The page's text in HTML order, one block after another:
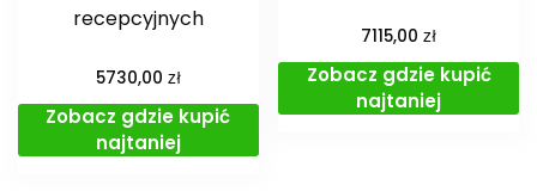
recepcyjnych
5730,00 zł
Zobacz gdzie kupić
najtaniej
7115,00zł
Zobacz gdzie kupić
najtaniej